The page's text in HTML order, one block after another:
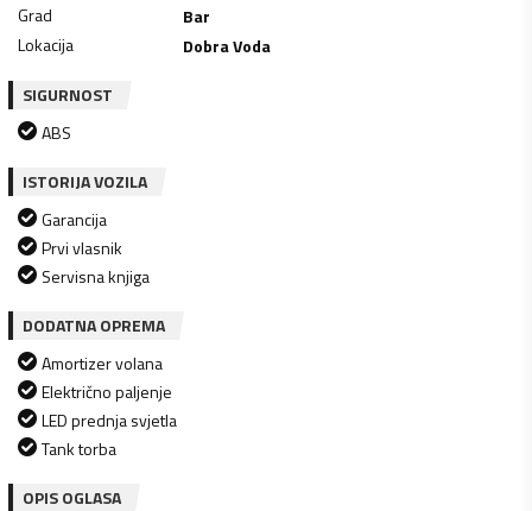
Grad
Bar
Lokacija
Dobra Voda
SIGURNOST
ABS
ISTORIJA VOZILA
Garancija
Prvi vlasnik
Servisna knjiga
DODATNA OPREMA
Amortizer volana
Električno paljenje
LED prednja svjetla
Tank torba
OPIS OGLASA